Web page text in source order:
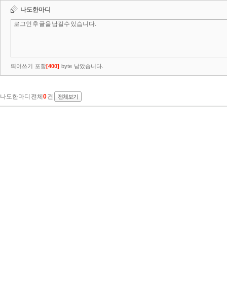
나도한마디
띄어쓰기 포함[400] byte 남았습니다.
나도한마디 전체 0건 전체보기